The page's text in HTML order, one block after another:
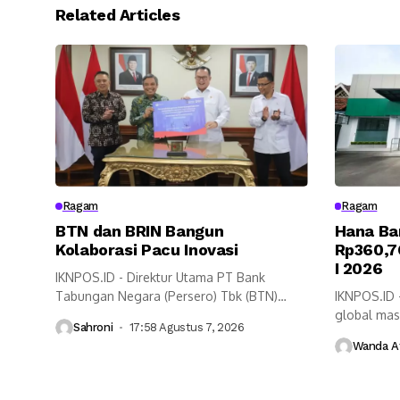
Related Articles
Ragam
BTN dan BRIN Bangun
Kolaborasi Pacu Inovasi
IKNPOS.ID - Direktur Utama PT Bank
Tabungan Negara (Persero) Tbk (BTN)
Sahroni 17:58 Agustus 7, 2026
Ragam
Hana
I 2026
global
Wanda